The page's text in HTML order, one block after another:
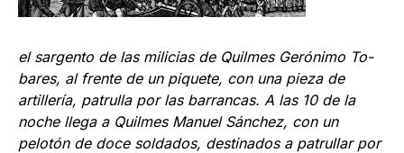
el sargento de las milicias de Quilmes Gerónimo To­
bares, al frente de un piquete, con una pieza de
artillería, patrulla por las barrancas. A las 10 de la
noche llega a Quilmes Manuel Sánchez, con un
pelotón de doce soldados, destinados a patrullar por